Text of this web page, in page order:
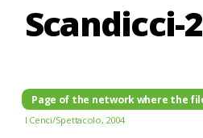
Scandicci-
Page of the network where the
I Cenci/Spettacolo, 2004